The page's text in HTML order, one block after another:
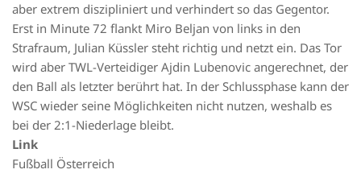
aber extrem diszipliniert und verhindert so das Gegentor.
Erst in Minute 72 flankt Miro Beljan von links in den
Strafraum, Julian Küssler steht richtig und netzt ein. Das Tor
wird aber TWL-Verteidiger Ajdin Lubenovic angerechnet, der
den Ball als letzter berührt hat. In der Schlussphase kann der
WSC wieder seine Möglichkeiten nicht nutzen, weshalb es
bei der 2:1-Niederlage bleibt.
Link
Fußball Österreich